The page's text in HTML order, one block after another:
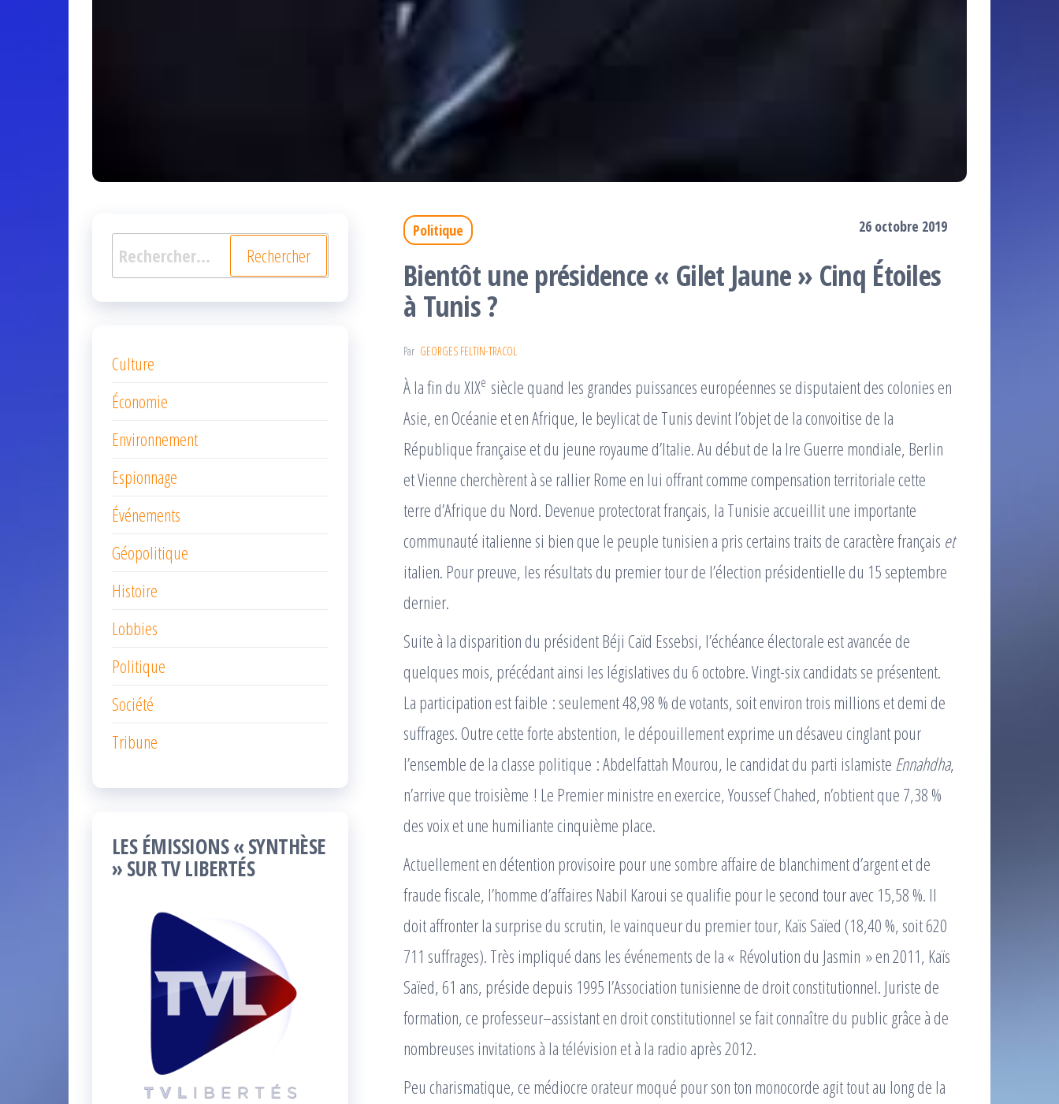
Politique 26 octobre 2019
Bientôt une présidence « Gilet Jaune » Cinq Étoiles
à Tunis ?
Par GEORGES FELTIN-TRACOL
À la fin du XIXe siècle quand les grandes puissances européennes se disputaient des colonies en
Asie, en Océanie et en Afrique, le beylicat de Tunis devint l’objet de la convoitise de la
République française et du jeune royaume d’Italie. Au début de la Ire Guerre mondiale, Berlin
et Vienne cherchèrent à se rallier Rome en lui offrant comme compensation territoriale cette
terre d’Afrique du Nord. Devenue protectorat français, la Tunisie accueillit une importante
communauté italienne si bien que le peuple tunisien a pris certains traits de caractère français et
italien. Pour preuve, les résultats du premier tour de l’élection présidentielle du 15 septembre
dernier.
Suite à la disparition du président Béji Caïd Essebsi, l’échéance électorale est avancée de
quelques mois, précédant ainsi les législatives du 6 octobre. Vingt-six candidats se présentent.
La participation est faible : seulement 48,98 % de votants, soit environ trois millions et demi de
suffrages. Outre cette forte abstention, le dépouillement exprime un désaveu cinglant pour
l’ensemble de la classe politique : Abdelfattah Mourou, le candidat du parti islamiste Ennahdha,
n’arrive que troisième ! Le Premier ministre en exercice, Youssef Chahed, n’obtient que 7,38 %
des voix et une humiliante cinquième place.
Actuellement en détention provisoire pour une sombre affaire de blanchiment d’argent et de
fraude fiscale, l’homme d’affaires Nabil Karoui se qualifie pour le second tour avec 15,58 %. Il
doit affronter la surprise du scrutin, le vainqueur du premier tour, Kaïs Saïed (18,40 %, soit 620
711 suffrages). Très impliqué dans les événements de la « Révolution du Jasmin » en 2011, Kaïs
Saïed, 61 ans, préside depuis 1995 l’Association tunisienne de droit constitutionnel. Juriste de
formation, ce professeur–assistant en droit constitutionnel se fait connaître du public grâce à de
nombreuses invitations à la télévision et à la radio après 2012.
Peu charismatique, ce médiocre orateur moqué pour son ton monocorde agit tout au long de la
Rechercher :
Culture
Économie
Environnement
Espionnage
Événements
Géopolitique
Histoire
Lobbies
Politique
Société
Tribune
LES ÉMISSIONS « SYNTHÈSE
» SUR TV LIBERTÉS